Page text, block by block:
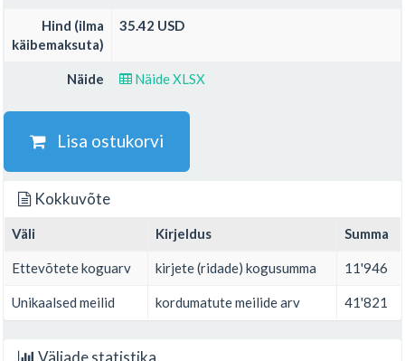
Hind (ilma
käibemaksuta)
35.42 USD
Näide Näide XLSX
Lisa ostukorvi
Kokkuvõte
Väli Kirjeldus Summa
Ettevõtete koguarv kirjete (ridade) kogusumma 11'946
Unikaalsed meilid kordumatute meilide arv 41'821
Väljade statistika